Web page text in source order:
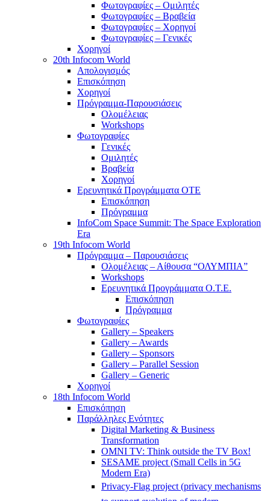
Φωτογραφίες – Ομιλητές
Φωτογραφίες – Βραβεία
Φωτογραφίες – Χορηγοί
Φωτογραφίες – Γενικές
Χορηγοί
20th Infocom World
Απολογισμός
Επισκόπηση
Χορηγοί
Πρόγραμμα-Παρουσιάσεις
Ολομέλειας
Workshops
Φωτογραφίες
Γενικές
Ομιλητές
Βραβεία
Χορηγοί
Ερευνητικά Προγράμματα ΟΤΕ
Επισκόπηση
Πρόγραμμα
InfoCom Space Summit: The Space Exploration
Era
19th Infocom World
Πρόγραμμα – Παρουσιάσεις
Ολομέλειας – Αίθουσα “ΟΛΥΜΠΙΑ”
Workshops
Ερευνητικά Προγράμματα Ο.Τ.Ε.
Επισκόπηση
Πρόγραμμα
Φωτογραφίες
Gallery – Speakers
Gallery – Awards
Gallery – Sponsors
Gallery – Parallel Session
Gallery – Generic
Χορηγοί
18th Infocom World
Επισκόπηση
Παράλληλες Ενότητες
Digital Marketing & Business
Transformation
OMNI TV: Think outside the TV Box!
SESAME project (Small Cells in 5G
Modern Era)
Privacy-Flag project (privacy mechanisms